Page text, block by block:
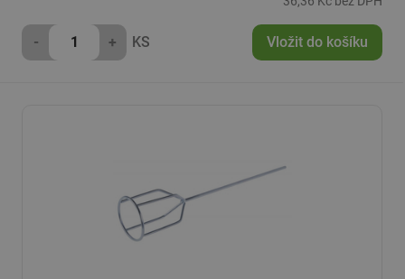
- + KS Vložit do košíku